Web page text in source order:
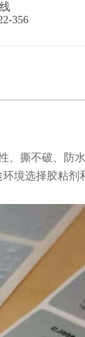
356
、撕不破、防
境选择胶粘剂